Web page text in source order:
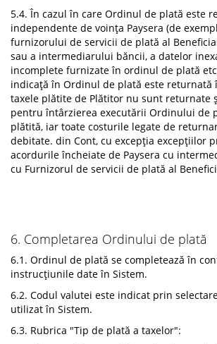
5.4. În cazul în care Ordinul de plată este
independente de voința Paysera (de
furnizorului de servicii de plată al
sau a intermediarului băncii, a datelor
incomplete furnizate în ordinul de plată
indicață în Ordinul de plată este returnată
taxele plătite de Plătitor nu sunt returnate
pentru întârzierea executării Ordinului de
plătită, iar toate costurile legate de
debitate. din Cont, cu excepția excepțiilor
acordurile încheiate de Paysera cu
cu Furnizorul de servicii de plată al
6. Completarea Ordinului de plată
6.1. Ordinul de plată se completează în
instrucțiunile date în Sistem.
6.2. Codul valutei este indicat prin
utilizat în Sistem.
6.3. Rubrica "Tip de plată a taxelor":